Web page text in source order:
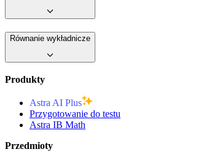
Równanie wykładnicze
Produkty
Astra AI Plus
Przygotowanie do testu
Astra IB Math
Przedmioty